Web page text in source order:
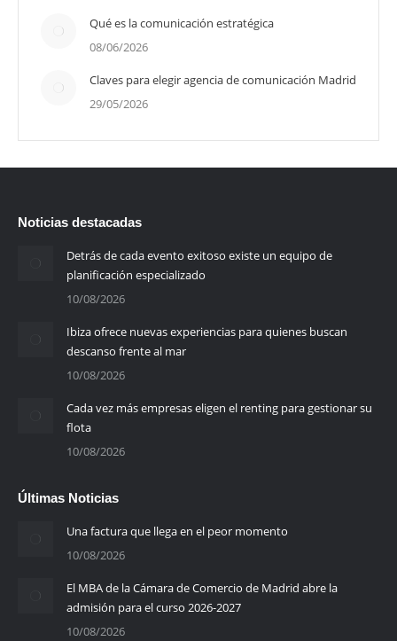
Qué es la comunicación estratégica
08/06/2026
Claves para elegir agencia de comunicación Madrid
29/05/2026
Noticias destacadas
Detrás de cada evento exitoso existe un equipo de
planificación especializado
10/08/2026
Ibiza ofrece nuevas experiencias para quienes buscan
descanso frente al mar
10/08/2026
Cada vez más empresas eligen el renting para gestionar su
flota
10/08/2026
Últimas Noticias
Una factura que llega en el peor momento
10/08/2026
El MBA de la Cámara de Comercio de Madrid abre la
admisión para el curso 2026-2027
10/08/2026